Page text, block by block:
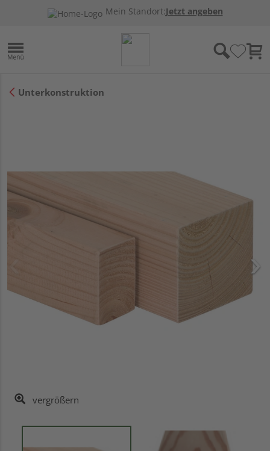
Mein Standort:Jetzt angeben
Unterkonstruktion
vergrößern